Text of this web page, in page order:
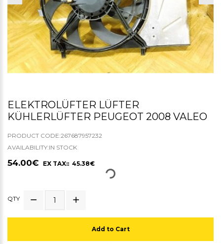
ELEKTROLÜFTER LÜFTER
KÜHLERLÜFTER PEUGEOT 2008 VALEO
PRODUCT CODE:267687957232
AVAILABILITY:IN STOCK
54.00€ EX TAX:: 45.38€
QTY
Add to Cart